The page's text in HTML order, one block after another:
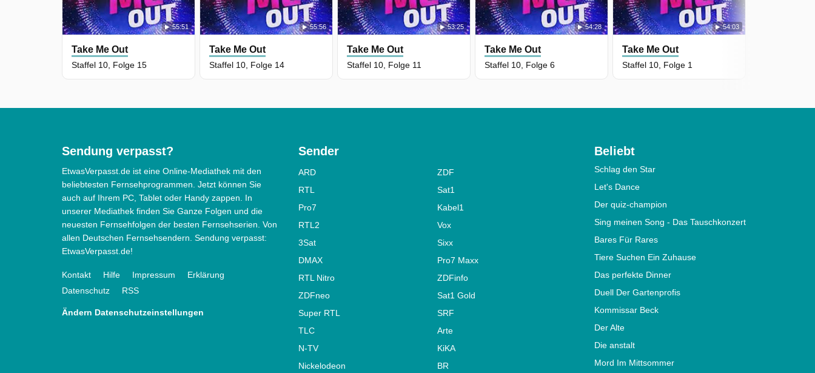
55:51
Take Me Out
Staffel 10, Folge 15
55:56
Take Me Out
Staffel 10, Folge 14
53:25
Take Me Out
Staffel 10, Folge 11
54:28
Take Me Out
Staffel 10, Folge 6
54:03
Take Me Out
Staffel 10, Folge 1
Sendung verpasst?
EtwasVerpasst.de ist eine Online-Mediathek mit den
beliebtesten Fernsehprogrammen. Jetzt können Sie
auch auf Ihrem PC, Tablet oder Handy zappen. In
unserer Mediathek finden Sie Ganze Folgen und die
neuesten Fernsehfolgen der besten Fernsehserien. Von
allen Deutschen Fernsehsendern. Sendung verpasst:
EtwasVerpasst.de!
Kontakt Hilfe Impressum
Erklärung
Datenschutz
RSS
Ändern Datenschutzeinstellungen
Sender
ARD
ZDF
RTL
Sat1
Pro7
Kabel1
RTL2
Vox
3Sat
Sixx
DMAX
Pro7 Maxx
RTL Nitro
ZDFinfo
ZDFneo
Sat1 Gold
Super RTL
SRF
TLC
Arte
N-TV
KiKA
Nickelodeon
BR
Beliebt
Schlag den Star
Let's Dance
Der quiz-champion
Sing meinen Song - Das Tauschkonzert
Bares Für Rares
Tiere Suchen Ein Zuhause
Das perfekte Dinner
Duell Der Gartenprofis
Kommissar Beck
Der Alte
Die anstalt
Mord Im Mittsommer